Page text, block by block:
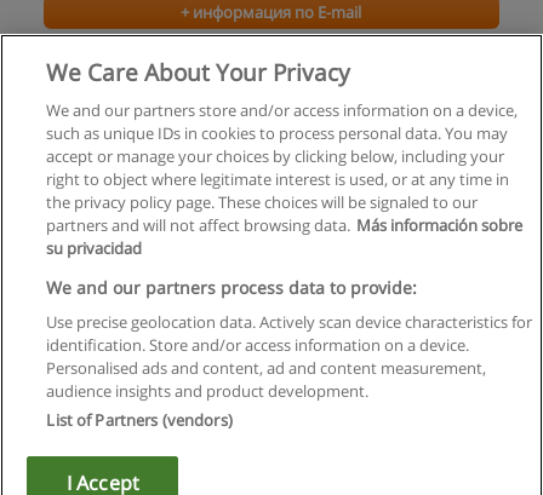
+ информация по E-mail
Правила пользования
Конфиденциальность информации
Напишите Educaedu
Copyright © Educaedu Business S.L. - CIF : B-95610580: -
We Care About Your Privacy
We and our partners store and/or access information on a device,
such as unique IDs in cookies to process personal data. You may
accept or manage your choices by clicking below, including your
right to object where legitimate interest is used, or at any time in
the privacy policy page. These choices will be signaled to our
partners and will not affect browsing data. Más información sobre
su privacidad
We and our partners process data to provide:
Use precise geolocation data. Actively scan device characteristics for
identification. Store and/or access information on a device.
Personalised ads and content, ad and content measurement,
audience insights and product development.
List of Partners (vendors)
I Accept